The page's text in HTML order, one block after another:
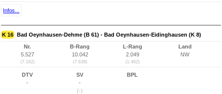
Infos...
K 16 Bad Oeynhausen-Dehme (B 61) - Bad Oeynhausen-Eidinghausen (K 8)
Nr.
5.527
(7.162)
B-Rang
10.042
(7.638)
L-Rang
2.049
(1.462)
Land
NW
DTV
-
SV
-
(-)
BPL